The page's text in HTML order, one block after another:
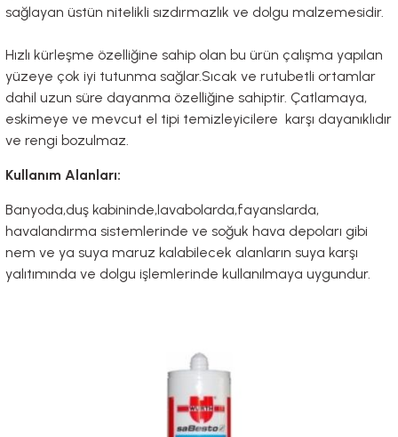
sağlayan üstün nitelikli sızdırmazlık ve dolgu malzemesidir.
Hızlı kürleşme özelliğine sahip olan bu ürün çalışma yapılan
yüzeye çok iyi tutunma sağlar.Sıcak ve rutubetli ortamlar
dahil uzun süre dayanma özelliğine sahiptir. Çatlamaya,
eskimeye ve mevcut el tipi temizleyicilere karşı dayanıklıdır
ve rengi bozulmaz.
Kullanım Alanları:
Banyoda,duş kabininde,lavabolarda,fayanslarda,
havalandırma sistemlerinde ve soğuk hava depoları gibi
nem ve ya suya maruz kalabilecek alanların suya karşı
yalıtımında ve dolgu işlemlerinde kullanılmaya uygundur.